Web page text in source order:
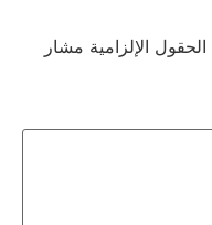
الحقول الإلزامية مشار